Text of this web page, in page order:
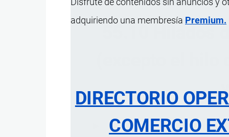
adquiriendo una membresía Premium.
DIRECTORIO
COMERCIO
55.10
(excepto el
ÍNDICE